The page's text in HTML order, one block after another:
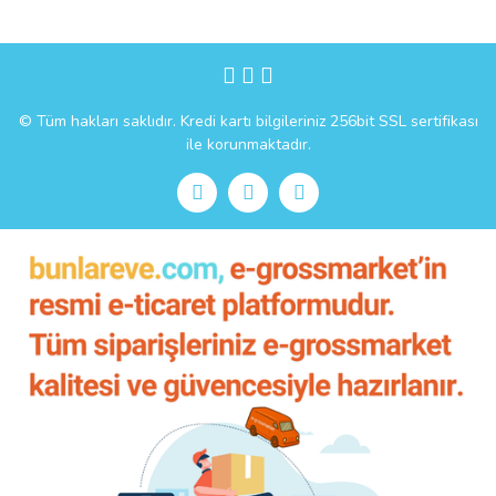
© Tüm hakları saklıdır. Kredi kartı bilgileriniz 256bit SSL sertifikası
ile korunmaktadır.